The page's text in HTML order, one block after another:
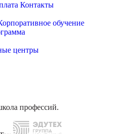
Контакты
обучение
центры
профессий.